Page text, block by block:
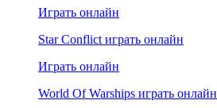
Играть онлайн
Star Conflict играть онлайн
Играть онлайн
World Of Warships играть онлайн